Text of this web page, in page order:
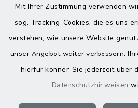
Mit Ihrer Zustimmung verwenden
sog. Tracking-Cookies, die es uns
verstehen, wie unsere Website
unser Angebot weiter verbessern.
hierfür können Sie jederzeit über
Datenschutzhinweisen
Datenschutz
Impressum
Sitemap
Cookie-